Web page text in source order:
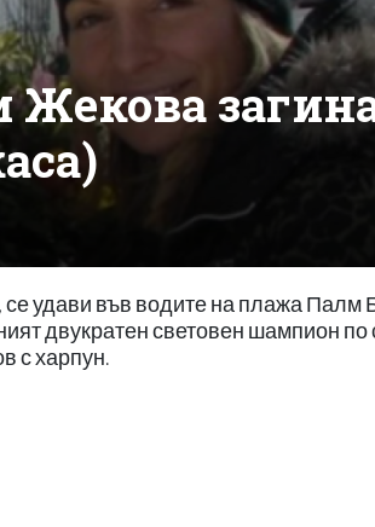
удави във водите на плажа Палм
двукратен световен шампион по
с харпун.